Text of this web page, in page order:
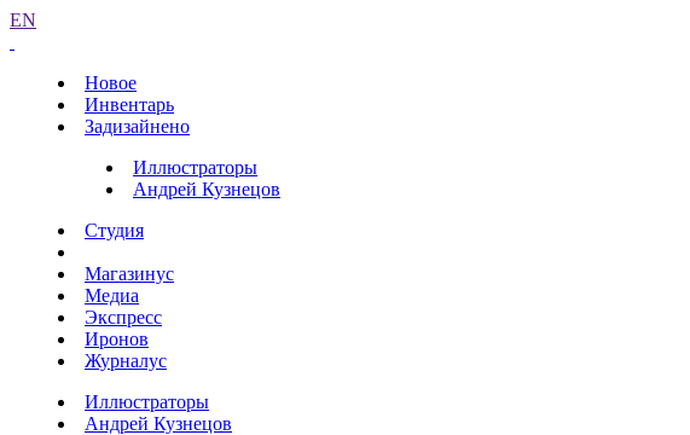
EN
Новое
Инвентарь
Задизайнено
Иллюстраторы
Андрей Кузнецов
Студия
Магазинус
Медиа
Экспресс
Иронов
Журналус
Иллюстраторы
Андрей Кузнецов